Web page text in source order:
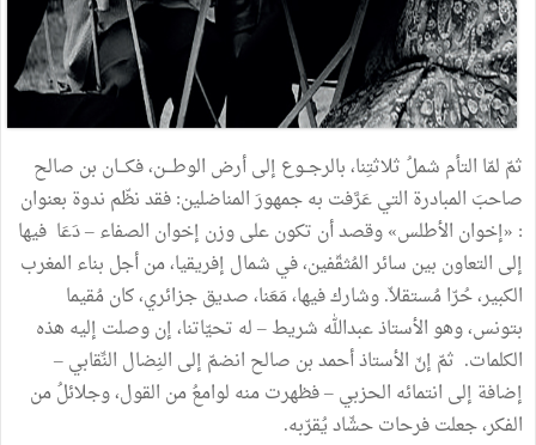
ثمّ لمّا التأم شملُ ثلاثتِنا، بالرجــوع إلى أرض الوطـــن، فكـــان بن صالح
صاحبَ المبادرة التي عَرَّفت به جمهورَ المناضلين: فقد نظّم ندوة بعنوان
: «إخوان الأطلس» وقصد أن تكون على وزن إخوان الصفاء – دَعَا فيها
إلى التعاون بين سائر المُثقّفين، في شمال إفريقيا، من أجل بناء المغرب
الكبير، حُرّا مُستقلاّ. وشارك فيها، مَعَنا، صديق جزائري، كان مُقيما
بتونس، وهو الأستاذ عبدالله شريط – له تحيّاتنا، إن وصلت إليه هذه
الكلمات. ثمّ إنّ الأستاذ أحمد بن صالح انضمّ إلى النِضال النِّقابي –
إضافة إلى انتمائه الحزبي – فظهرت منه لوامعُ من القول، وجلائلُ من
الفكر، جعلت فرحات حشّاد يُقرّبه.